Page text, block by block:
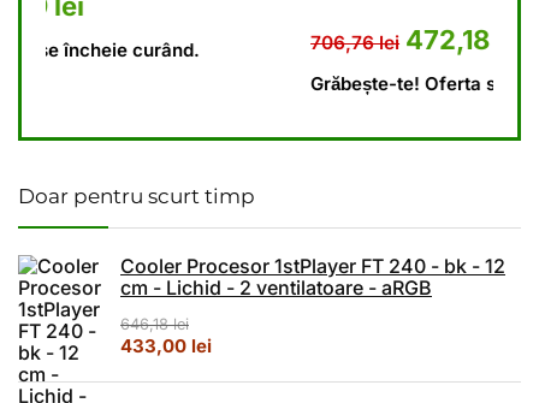
706,76 lei Prețul inițial a fost: 706,76 lei.
472,18 Prețul curent este:
Grăbește-te! Oferta se încheie curând.
Doar pentru scurt timp
Cooler Procesor 1stPlayer FT 240 - bk - 12
cm - Lichid - 2 ventilatoare - aRGB
646,18lei
Prețul inițial a fost: 646,18 lei.
433,00 leiPrețul curent este: 433,00 lei.